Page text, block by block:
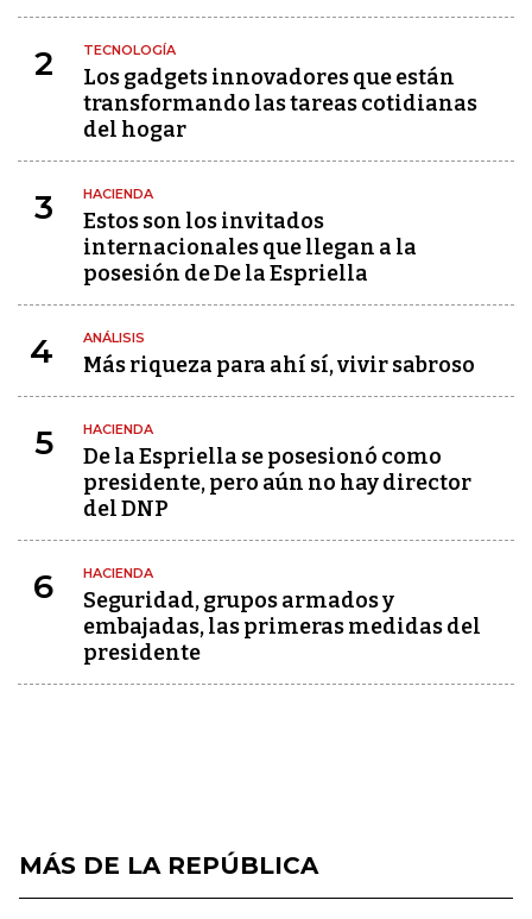
2 TECNOLOGÍA
Los gadgets innovadores que están
transformando las tareas cotidianas
del hogar
3 HACIENDA
Estos son los invitados
internacionales que llegan a la
posesión de De la Espriella
4 ANÁLISIS
Más riqueza para ahí sí, vivir sabroso
5 HACIENDA
De la Espriella se posesionó como
presidente, pero aún no hay director
del DNP
6 HACIENDA
Seguridad, grupos armados y
embajadas, las primeras medidas del
presidente
MÁS DE LA REPÚBLICA